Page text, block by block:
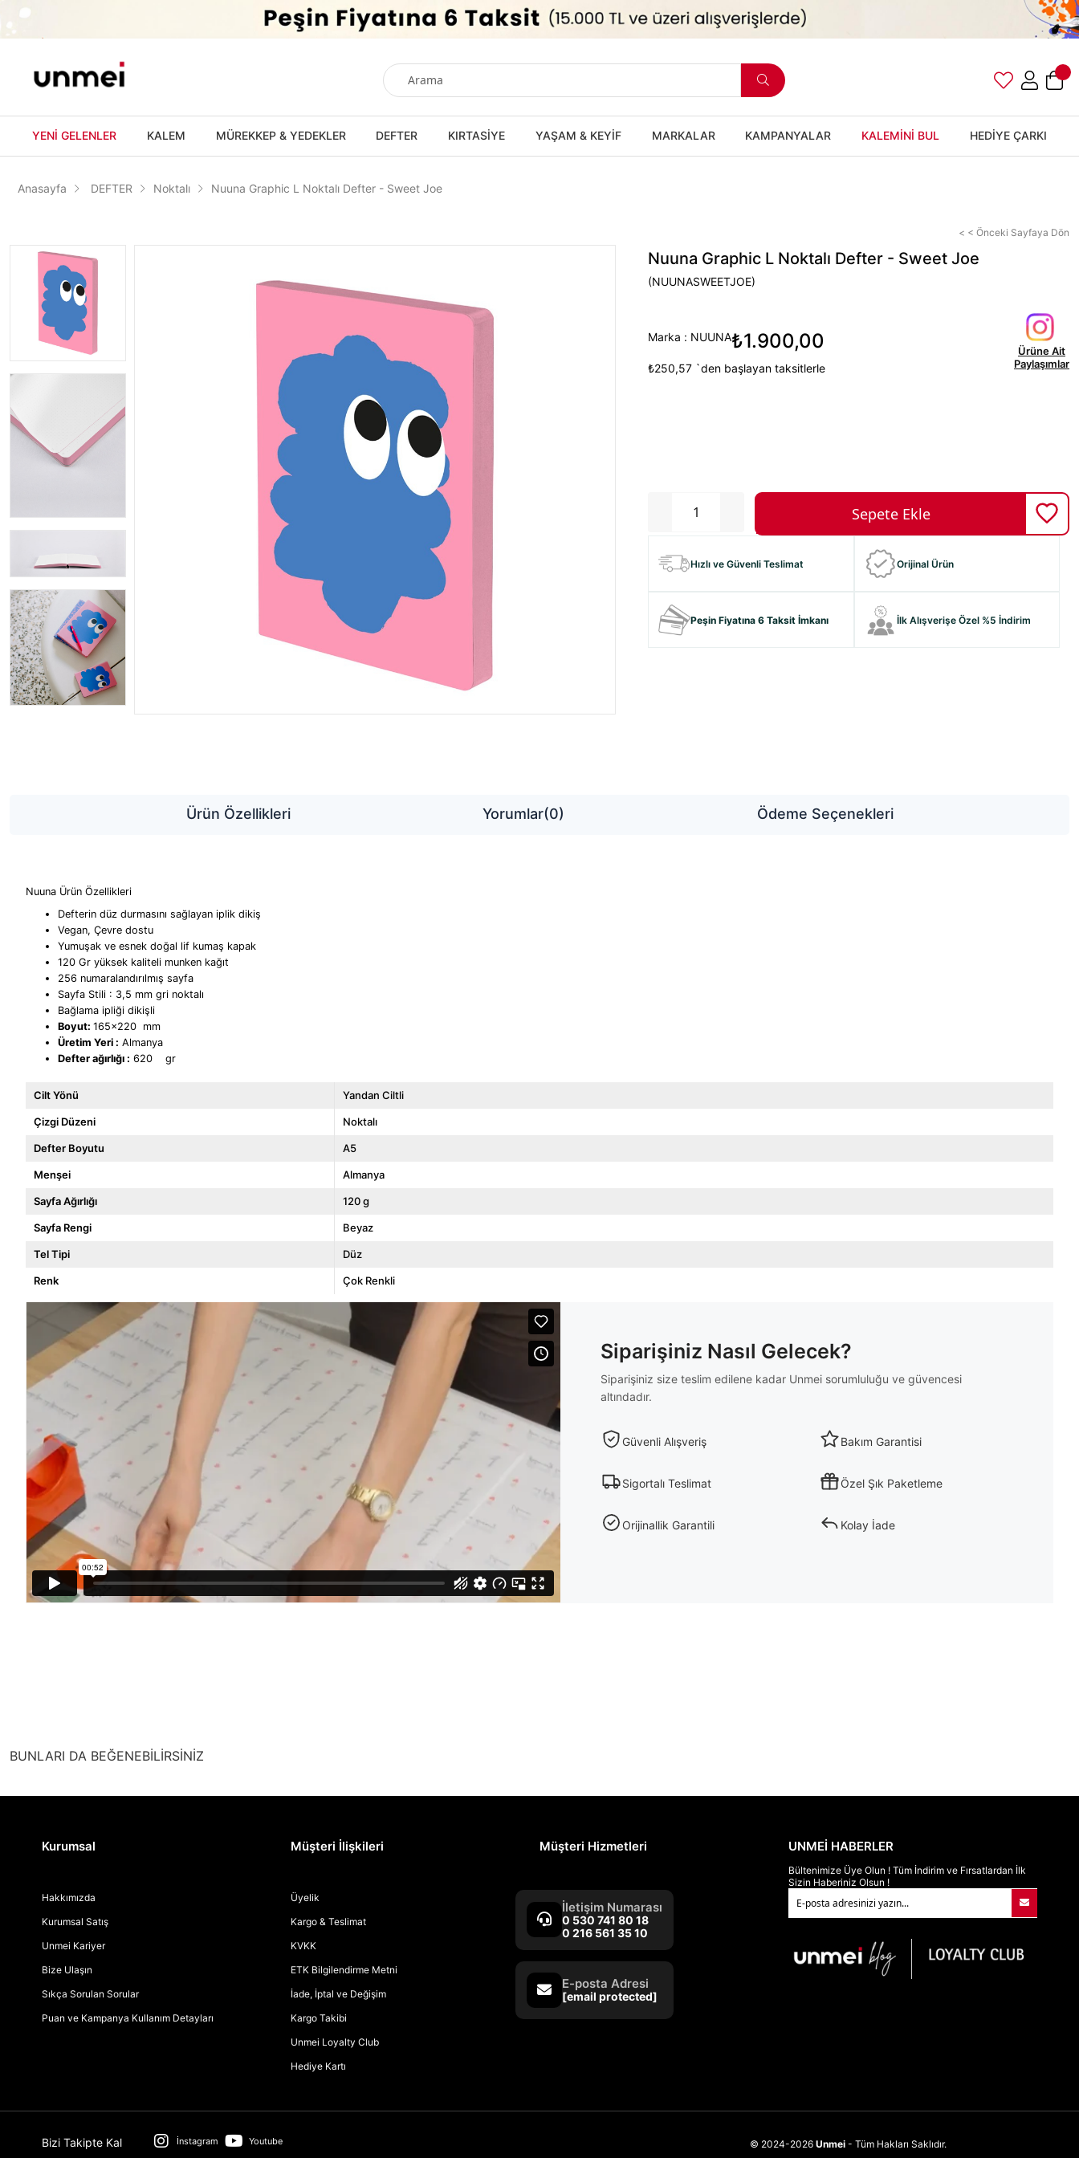
YENİ GELENLER KALEM MÜREKKEP & YEDEKLER DEFTER KIRTASİYE YAŞAM & KEYİF MARKALAR KAMPANYALAR KALEMİNİ BUL HEDİYE ÇARKI
Anasayfa DEFTER Noktalı Nuuna Graphic L Noktalı Defter - Sweet Joe
< < Önceki Sayfaya Dön
Nuuna Graphic L Noktalı Defter - Sweet Joe
(NUUNASWEETJOE)
Marka : NUUNA₺1.900,00
₺250,57 `den başlayan taksitlerle
Ürüne Ait
Paylaşımlar
Hızlı ve Güvenli Teslimat Orijinal Ürün
Peşin Fiyatına 6 Taksit İmkanı İlk Alışverişe Özel %5 İndirim
Ürün Özellikleri Yorumlar(0) Ödeme Seçenekleri
Nuuna Ürün Özellikleri
Defterin düz durmasını sağlayan iplik dikiş
Vegan, Çevre dostu
Yumuşak ve esnek doğal lif kumaş kapak
120 Gr yüksek kaliteli munken kağıt
256 numaralandırılmış sayfa
Sayfa Stili : 3,5 mm gri noktalı
Bağlama ipliği dikişli
Boyut: 165x220 mm
Üretim Yeri : Almanya
Defter ağırlığı : 620 gr
Cilt Yönü Yandan Ciltli
Çizgi Düzeni Noktalı
Defter Boyutu A5
Menşei Almanya
Sayfa Ağırlığı 120 g
Sayfa Rengi Beyaz
Tel Tipi Düz
Renk Çok Renkli
Siparişiniz Nasıl Gelecek?
Siparişiniz size teslim edilene kadar Unmei sorumluluğu ve güvencesi
altındadır.
Güvenli Alışveriş Bakım Garantisi
Sigortalı Teslimat Özel Şık Paketleme
Orijinallik Garantili Kolay İade
BUNLARI DA BEĞENEBİLİRSİNİZ
Kurumsal
Hakkımızda
Kurumsal Satış
Unmei Kariyer
Bize Ulaşın
Sıkça Sorulan Sorular
Puan ve Kampanya Kullanım Detayları
Müşteri İlişkileri
Üyelik
Kargo & Teslimat
KVKK
ETK Bilgilendirme Metni
İade, İptal ve Değişim
Kargo Takibi
Unmei Loyalty Club
Hediye Kartı
Müşteri Hizmetleri
İletişim Numarası
0 530 741 80 18
0 216 561 35 10
E-posta Adresi
[email protected]
UNMEİ HABERLER
Bültenimize Üye Olun ! Tüm İndirim ve Fırsatlardan İlk
Sizin Haberiniz Olsun !
Bizi Takipte Kal İnstagram Youtube © 2024-2026 Unmei- Tüm Hakları Saklıdır.